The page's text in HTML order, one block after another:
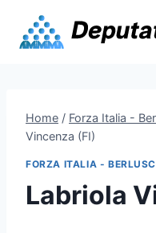
content
Home / Forza Italia -
Vincenza (FI)
FORZA ITALIA -
Labriola